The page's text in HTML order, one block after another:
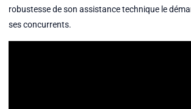
robustesse de son assistance technique le
ses concurrents.